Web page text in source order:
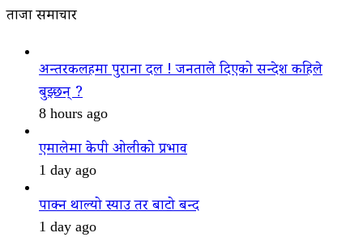
ताजा समाचार
अन्तरकलहमा पुराना दल ! जनताले दिएको सन्देश कहिले
बुझ्छन् ?
8 hours ago
एमालेमा केपी ओलीको प्रभाव
1 day ago
पाक्न थाल्यो स्याउ तर बाटो बन्द
1 day ago